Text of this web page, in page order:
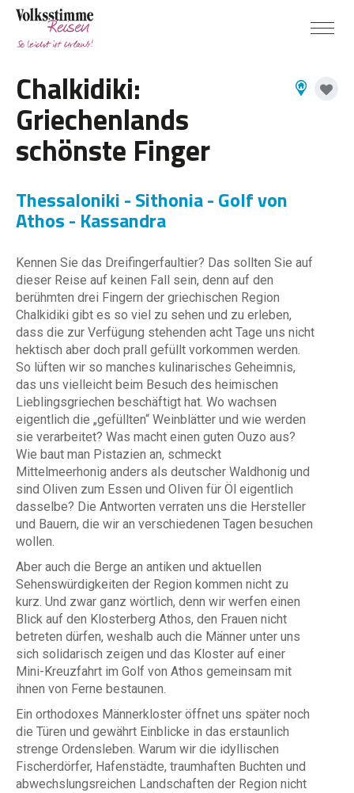
Chalkidiki:
Griechenlands
schönste Finger
Thessaloniki - Sithonia - Golf von
Athos - Kassandra
Kennen Sie das Dreifingerfaultier? Das sollten Sie auf
dieser Reise auf keinen Fall sein, denn auf den
berühmten drei Fingern der griechischen Region
Chalkidiki gibt es so viel zu sehen und zu erleben,
dass die zur Verfügung stehenden acht Tage uns nicht
hektisch aber doch prall gefüllt vorkommen werden.
So lüften wir so manches kulinarisches Geheimnis,
das uns vielleicht beim Besuch des heimischen
Lieblingsgriechen beschäftigt hat. Wo wachsen
eigentlich die „gefüllten“ Weinblätter und wie werden
sie verarbeitet? Was macht einen guten Ouzo aus?
Wie baut man Pistazien an, schmeckt
Mittelmeerhonig anders als deutscher Waldhonig und
sind Oliven zum Essen und Oliven für Öl eigentlich
dasselbe? Die Antworten verraten uns die Hersteller
und Bauern, die wir an verschiedenen Tagen besuchen
wollen.
Aber auch die Berge an antiken und aktuellen
Sehenswürdigkeiten der Region kommen nicht zu
kurz. Und zwar ganz wörtlich, denn wir werfen einen
Blick auf den Klosterberg Athos, den Frauen nicht
betreten dürfen, weshalb auch die Männer unter uns
sich solidarisch zeigen und das Kloster auf einer
Mini-Kreuzfahrt im Golf von Athos gemeinsam mit
ihnen von Ferne bestaunen.
Ein orthodoxes Männerkloster öffnet uns später noch
die Türen und gewährt Einblicke in das erstaunlich
strenge Ordensleben. Warum wir die idyllischen
Fischerdörfer, Hafenstädte, traumhaften Buchten und
abwechslungsreichen Landschaften der Region nicht